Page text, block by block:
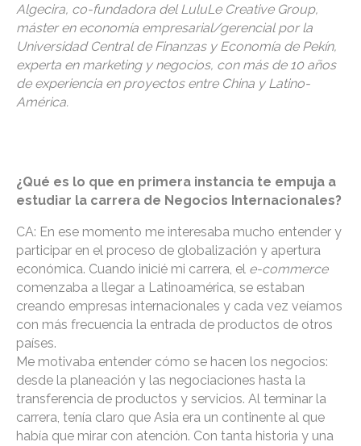
Algecira, co-fundadora del LuluLe Creative Group,
máster en economía empresarial/gerencial por la
Universidad Central de Finanzas y Economía de Pekín,
experta en marketing y negocios, con más de 10 años
de experiencia en proyectos entre China y Latino-
América.
¿Qué es lo que en primera instancia te empuja a
estudiar la carrera de Negocios Internacionales?
CA: En ese momento me interesaba mucho entender y
participar en el proceso de globalización y apertura
económica. Cuando inicié mi carrera, el e-commerce
comenzaba a llegar a Latinoamérica, se estaban
creando empresas internacionales y cada vez veíamos
con más frecuencia la entrada de productos de otros
países.
Me motivaba entender cómo se hacen los negocios:
desde la planeación y las negociaciones hasta la
transferencia de productos y servicios. Al terminar la
carrera, tenía claro que Asia era un continente al que
había que mirar con atención. Con tanta historia y una